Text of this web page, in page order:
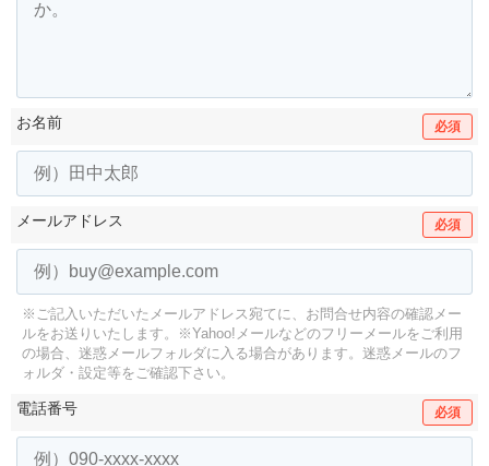
お名前 必須
メールアドレス 必須
※ご記入いただいたメールアドレス宛てに、お問合せ内容の確認メー
ルをお送りいたします。
※Yahoo!メールなどのフリーメールをご利用
の場合、迷惑メールフォルダに入る場合があります。 迷惑メールのフ
ォルダ・設定等をご確認下さい。
電話番号 必須